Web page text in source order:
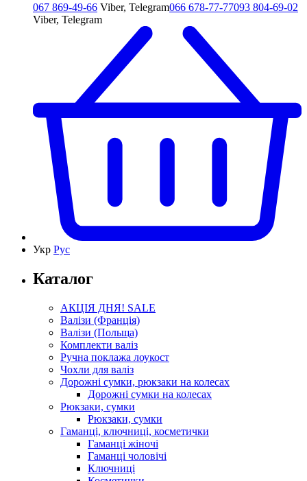
067 869-49-66 Viber, Telegram066 678-77-77093 804-69-02
Viber, Telegram
Укр Рус
Каталог
АКЦІЯ ДНЯ! SALE
Валізи (Франція)
Валізи (Польща)
Комплекти валіз
Ручна поклажа лоукост
Чохли для валіз
Дорожні сумки, рюкзаки на колесах
Дорожні сумки на колесах
Рюкзаки, сумки
Рюкзаки, сумки
Гаманці, ключниці, косметички
Гаманці жіночі
Гаманці чоловічі
Ключниці